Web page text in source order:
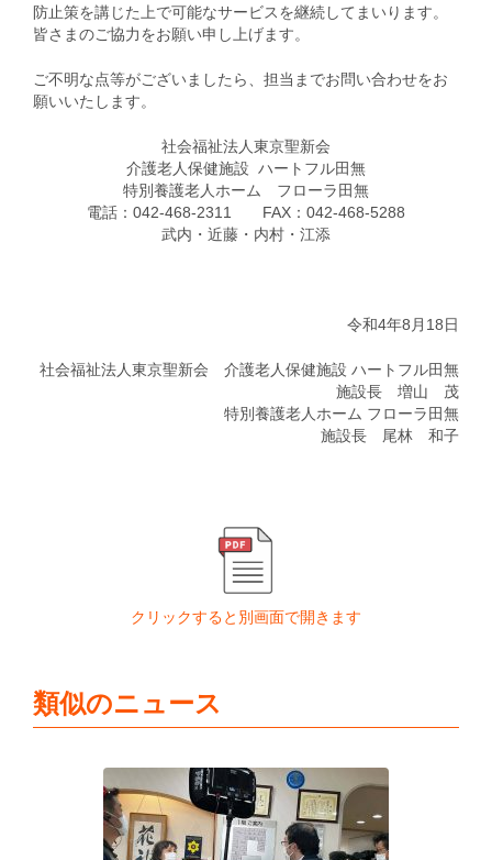
防止策を講じた上で可能なサービスを継続してまいります。
皆さまのご協力をお願い申し上げます。
ご不明な点等がございましたら、担当までお問い合わせをお
願いいたします。
社会福祉法人東京聖新会
介護老人保健施設 ハートフル田無
特別養護老人ホーム フローラ田無
電話：042-468-2311 FAX：042-468-5288
武内・近藤・内村・江添
令和4年8月18日
社会福祉法人東京聖新会 介護老人保健施設 ハートフル田無
施設長 増山 茂
特別養護老人ホーム フローラ田無
施設長 尾林 和子
クリックすると別画面で開きます
類似のニュース